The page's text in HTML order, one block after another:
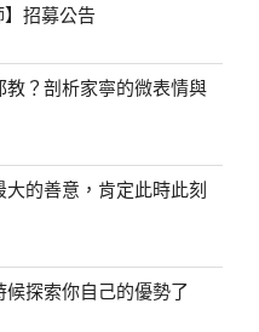
招募公告
教？剖析家寧的微表情與
的善意，肯定此時此刻
探索你自己的優勢了